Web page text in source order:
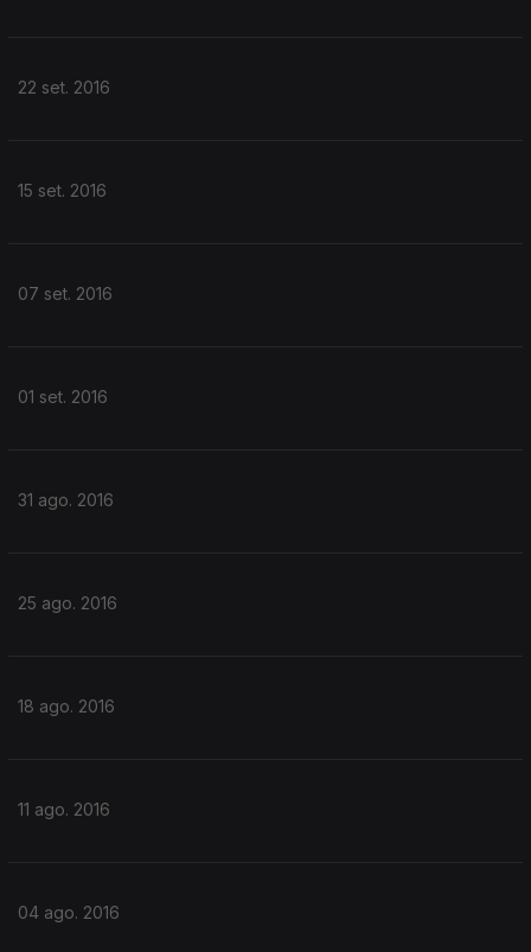
22 set. 2016
15 set. 2016
07 set. 2016
01 set. 2016
31 ago. 2016
25 ago. 2016
18 ago. 2016
11 ago. 2016
04 ago. 2016